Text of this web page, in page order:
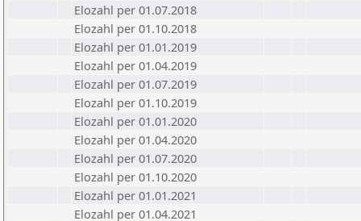
Elozahl per 01.07.2018
Elozahl per 01.10.2018
Elozahl per 01.01.2019
Elozahl per 01.04.2019
Elozahl per 01.07.2019
Elozahl per 01.10.2019
Elozahl per 01.01.2020
Elozahl per 01.04.2020
Elozahl per 01.07.2020
Elozahl per 01.10.2020
Elozahl per 01.01.2021
Elozahl per 01.04.2021